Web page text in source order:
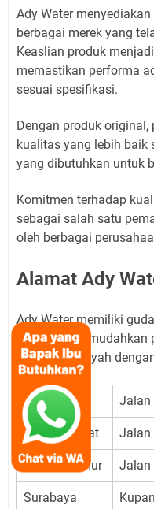
Ady Water
berbagai merek yang
Keaslian produk
memastikan performa
sesuai spesifikasi.
Dengan produk
kualitas yang lebih baik
yang dibutuhkan untuk
Komitmen terhadap
sebagai salah satu
oleh berbagai
Alamat Ady
Ady Water memiliki
sehingga
berbagai wilayah
Bandung Jalan
Jakarta Barat Jalan
Jakarta Timur Jalan
Surabaya